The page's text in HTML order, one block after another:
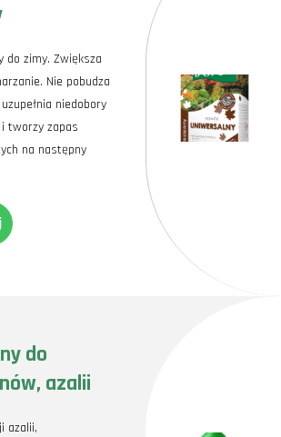
do zimy. Zwiększa
Nie pobudza
niedobory
tworzy zapas
na następny
do
azalii
azalii,